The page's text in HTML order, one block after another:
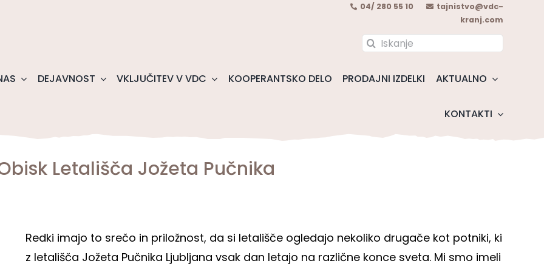
04/ 280 55 10
tajnistvo@vdc-
kranj.com
Search
DEJAVNOST VKLJUČITEV V VDC KOOPERANTSKO DELO PRODAJNI IZDELKI AKTUALNO
KONTAKTI
Letališča Jožeta Pučnika
Redki imajo to srečo in priložnost, da si letališče ogledajo nekoliko drugače kot potniki, ki
z letališča Jožeta Pučnika Ljubljana vsak dan letajo na različne konce sveta. Mi smo imeli